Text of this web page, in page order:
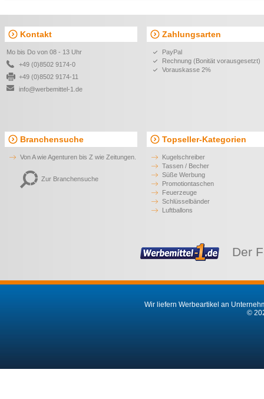
Kontakt
Mo bis Do von 08 - 13 Uhr
+49 (0)8502 9174-0
+49 (0)8502 9174-11
info@werbemittel-1.de
Zahlungsarten
PayPal
Rechnung (Bonität vorausgesetzt)
Vorauskasse 2%
Branchensuche
Von A wie Agenturen bis Z wie Zeitungen.
Zur Branchensuche
Topseller-Kategorien
Kugelschreiber
Tassen / Becher
Süße Werbung
Promotiontaschen
Feuerzeuge
Schlüsselbänder
Luftballons
Der
Wir liefern Werbeartikel an
©